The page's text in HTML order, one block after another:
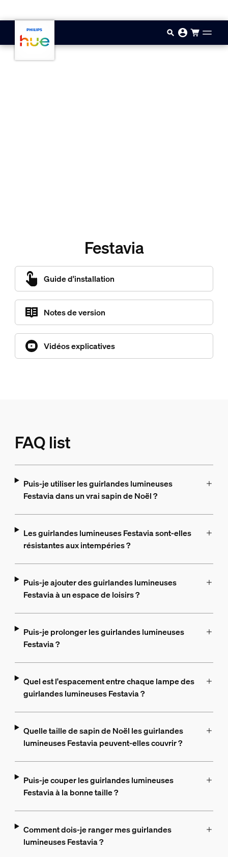
Festavia
Guide d'installation
Notes de version
Vidéos explicatives
FAQ list
Puis-je utiliser les guirlandes lumineuses
Festavia dans un vrai sapin de Noël ?
Les guirlandes lumineuses Festavia sont-elles
résistantes aux intempéries ?
Puis-je ajouter des guirlandes lumineuses
Festavia à un espace de loisirs ?
Puis-je prolonger les guirlandes lumineuses
Festavia ?
Quel est l'espacement entre chaque lampe des
guirlandes lumineuses Festavia ?
Quelle taille de sapin de Noël les guirlandes
lumineuses Festavia peuvent-elles couvrir ?
Puis-je couper les guirlandes lumineuses
Festavia à la bonne taille ?
Comment dois-je ranger mes guirlandes
lumineuses Festavia ?